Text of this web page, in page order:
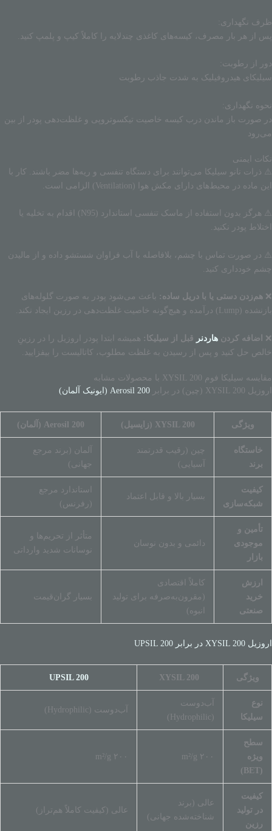
ظرف نگهداری:
پس از هر بار مصرف، کیسه‌های کاغذی چندلایه را کاملاً کیپ و پلمپ کنید.
دور از رطوبت:
سیلیکای هیدروفیلیک به شدت جاذب رطوبت
نحوه نگهداری:
در صورت باز ماندن درب کیسه خاصیت تیکسوتروپی و غلظت‌دهی پودر از بین
می‌رود
نکات ایمنی
⚠️ ذرات نانو سیلیکا می‌توانند برای دستگاه تنفسی و ریه‌ها مضر باشند. کار با
این ماده در محیط‌های دارای مکش هوا (Ventilation) الزامی است.
⚠️ هرگز بدون استفاده از ماسک تنفسی استاندارد (N95) اقدام به تخلیه یا
اختلاط پودر نکنید.
⚠️ در صورت تماس با چشم، بلافاصله با آب فراوان شستشو داده و از مالیدن
چشم خودداری کنید.
❌ هم‌زدن دستی یا با دریل ساده: باعث می‌شود پودر به صورت گلوله‌های
بازنشده (Lump) درآمده و هیچ‌گونه خاصیت غلظت‌دهی در رزین ایجاد نکند.
❌ اضافه کردن هاردنر قبل از سیلیکا: همیشه ابتدا پودر اروزیل را در رزینِ
خالص حل کنید و پس از رسیدن به غلظت مطلوب، کاتالیست را بیفزایید.
مقایسه سیلیکا فوم XYSIL 200 با محصولات مشابه
اروزیل XYSIL 200 (چین) در برابر
Aerosil 200 (ایونیک آلمان)
ویژگی XYSIL 200 (زایسیل) Aerosil 200 (آلمان)
خاستگاه
برند
چین (رقیب قدرتمند
آسیایی)
آلمان (برند مرجع
جهانی)
کیفیت
شبکه‌سازی
بسیار بالا و قابل اعتماد
استاندارد مرجع
(رفرنس)
تأمین و
موجودی
بازار
دائمی و بدون نوسان
متأثر از تحریم‌ها و
نوسانات شدید وارداتی
ارزش
خرید
صنعتی
کاملاً اقتصادی
(مقرون‌به‌صرفه برای تولید
انبوه)
بسیار گران‌قیمت
اروزیل XYSIL 200 در برابر UPSIL 200
ویژگی XYSIL 200
UPSIL 200
نوع
سیلیکا
آب‌دوست
(Hydrophilic)
آب‌دوست (Hydrophilic)
سطح
ویژه
(BET)
۲۰۰ m²/g ۲۰۰ m²/g
کیفیت
در تولید
رزین
عالی (برند
شناخته‌شده جهانی)
عالی (کیفیت کاملاً هم‌تراز)